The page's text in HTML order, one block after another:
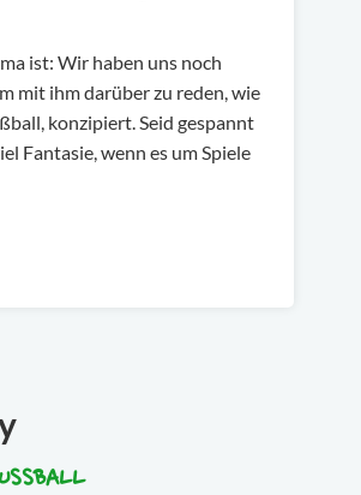
ist: Wir haben uns noch
mit ihm darüber zu reden, wie
konzipiert. Seid gespannt
Fantasie, wenn es um Spiele